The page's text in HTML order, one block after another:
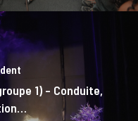
1) – Conduite,